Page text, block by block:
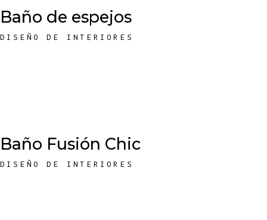
Baño de espejos
DISEÑO DE INTERIORES
Baño Fusión Chic
DISEÑO DE INTERIORES